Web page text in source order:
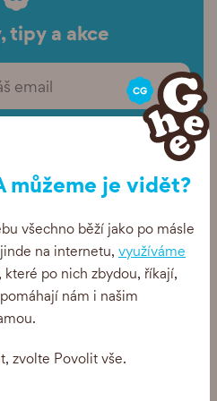
tipy a akce
můžeme je vidět?
všechno běží jako po másle
na internetu, využíváme
které po nich zbydou, říkají,
nám i našim
zvolte Povolit vše.